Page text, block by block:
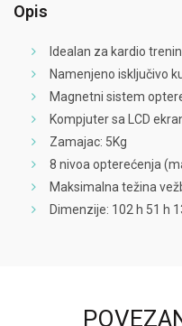
Opis
Idealan za kardio
Namenjeno isključivo
Magnetni sistem
Kompjuter sa LCD
Zamajac: 5Kg
8 nivoa opterećenja
Maksimalna težina
Dimenzije: 102 h 51 h